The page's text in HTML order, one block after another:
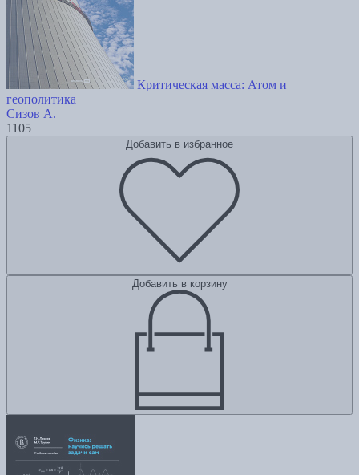
Критическая масса: Атом и
геополитика
Сизов А.
1105
Добавить в избранное
Добавить в корзину